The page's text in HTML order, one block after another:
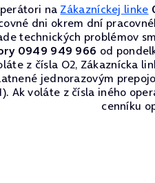
na Zákazníckej linke
dni okrem dní
technických problémov
0949 949 966 od
z čísla O2, Zákaznícka
jednorazovým
Ak voláte z čísla iného
cenníku